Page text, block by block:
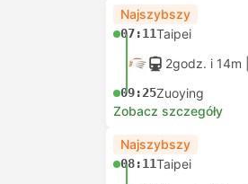
Najszybszy
07:11Taipei
2godz. i 14m
09:25Zuoying
Zobacz szczegóły
Najszybszy
08:11Taipei